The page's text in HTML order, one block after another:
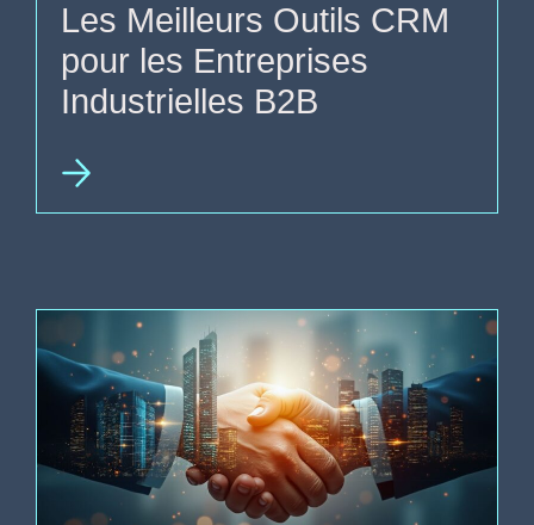
Les Meilleurs Outils CRM
pour les Entreprises
Industrielles B2B